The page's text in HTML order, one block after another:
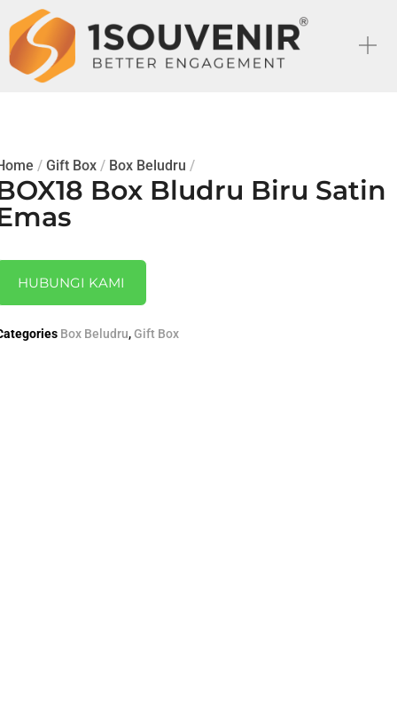
/ Gift Box / Box Beludru /
Box Bludru Biru Satin
HUBUNGI KAMI
Box Beludru,Gift Box